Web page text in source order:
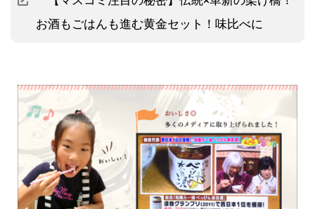
お酒もごはんも進む黄金セット！味比べに